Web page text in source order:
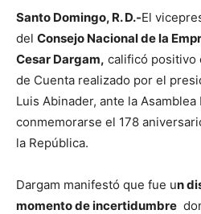
Santo Domingo, R. D.-El
del Consejo Nacional de la
Cesar Dargam, calificó positivo
de Cuenta realizado por el
Luis Abinader, ante la
conmemorarse el 178
la República.
Dargam manifestó que fue un
momento de incertidumbre